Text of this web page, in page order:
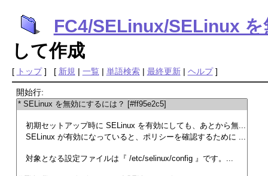
FC4/SELinux/SELinux
して作成
[ トップ] [ 新規 | 一覧 | 単語検索| 最終更新| ヘルプ]
開始行: